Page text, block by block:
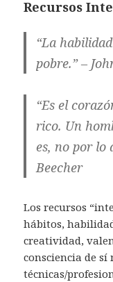
Recursos
“La
pobre.” –
“Es el
rico. Un
es, no por lo
Beecher
Los recursos
hábitos,
creatividad,
consciencia de
técnicas/